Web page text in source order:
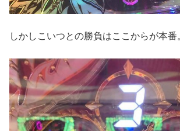
しかしこいつとの勝負はここからが本番